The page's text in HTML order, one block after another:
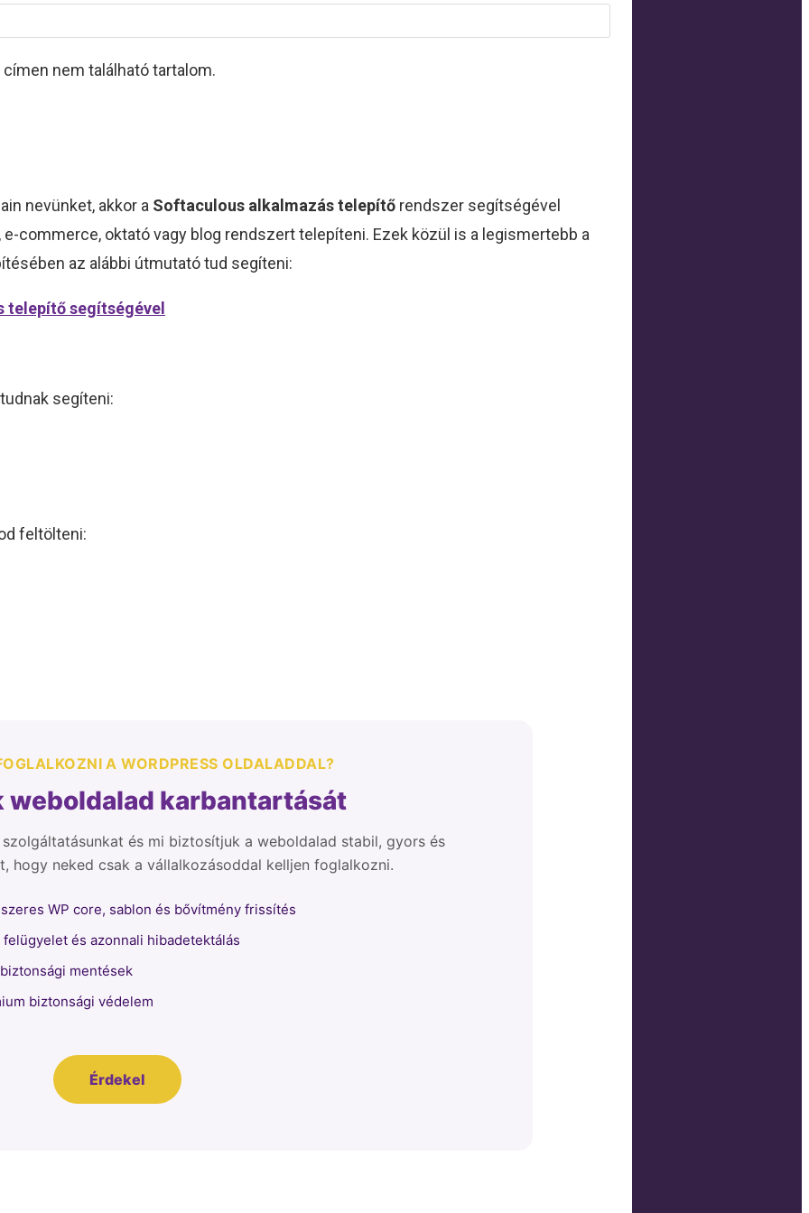
nem található tartalom.
nevünket, akkor a Softaculous alkalmazástelepítő rendszer segítségével
commerce, oktató vagy blog rendszert telepíteni. Ezek közül is a legismertebb a
az alábbi útmutató tud segíteni:
telepítő segítségével
segíteni:
feltölteni:
A WORDPRESS OLDALADDAL?
weboldalad karbantartását
és mi biztosítjuk a weboldalad stabil, gyors és
hogy neked csak a vállalkozásoddal kelljen foglalkozni.
WP core, sablon és bővítmény frissítés
felügyelet és azonnali hibadetektálás
mentések
biztonsági védelem
Érdekel